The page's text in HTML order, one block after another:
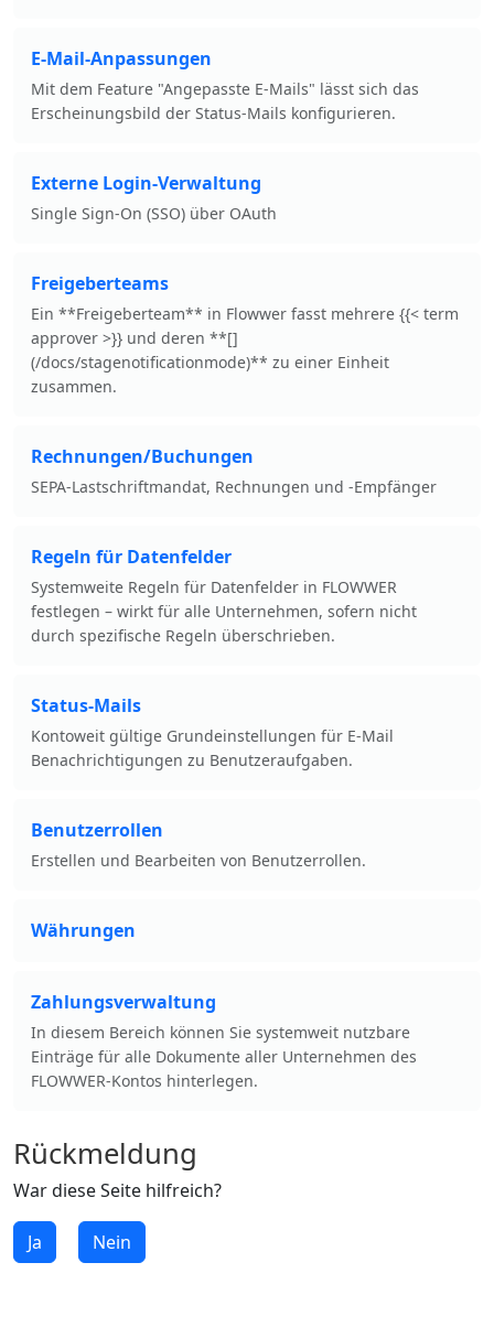
E-Mail-Anpassungen
Mit dem Feature "Angepasste E-Mails" lässt sich das
Erscheinungsbild der Status-Mails konfigurieren.
Externe Login-Verwaltung
Single Sign-On (SSO) über OAuth
Freigeberteams
Ein **Freigeberteam** in Flowwer fasst mehrere {{< term
approver >}} und deren **[]
(/docs/stagenotificationmode)** zu einer Einheit
zusammen.
Rechnungen/Buchungen
SEPA-Lastschriftmandat, Rechnungen und -Empfänger
Regeln für Datenfelder
Systemweite Regeln für Datenfelder in FLOWWER
festlegen – wirkt für alle Unternehmen, sofern nicht
durch spezifische Regeln überschrieben.
Status-Mails
Kontoweit gültige Grundeinstellungen für E-Mail
Benachrichtigungen zu Benutzeraufgaben.
Benutzerrollen
Erstellen und Bearbeiten von Benutzerrollen.
Währungen
Zahlungsverwaltung
In diesem Bereich können Sie systemweit nutzbare
Einträge für alle Dokumente aller Unternehmen des
FLOWWER-Kontos hinterlegen.
Rückmeldung
War diese Seite hilfreich?
Ja Nein